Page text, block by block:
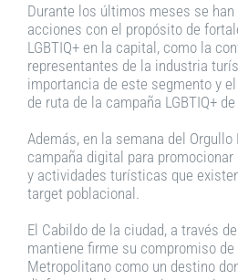
Durante los últimos meses se
acciones con el propósito de
LGBTIQ+ en la capital, como la
representantes de la industria
importancia de este segmento y
de ruta de la campaña LGBTIQ+
Además, en la semana del Orgullo
campaña digital para
y actividades turísticas que
target poblacional.
El Cabildo de la ciudad, a través
mantiene firme su compromiso
Metropolitano como un destino